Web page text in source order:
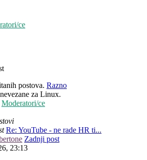
ce
Razno
za Linux.
Moderatori/ce
Re: YouTube - ne rade HR ti...
Zadnji post
23:13